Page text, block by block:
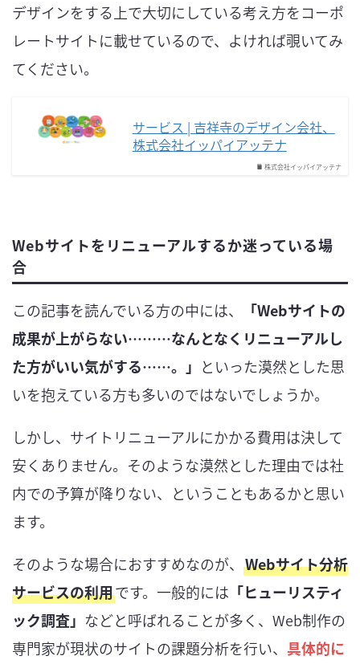
デザインをする上で大切にしている考え方をコーポ
レートサイトに載せているので、よければ覗いてみ
てください。
株式会社イッパイアッテナ
サービス | 吉祥寺のデザイン会社、
株式会社イッパイアッテナ
Webサイトをリニューアルするか迷っている場
合
この記事を読んでいる方の中には、
「Webサイトの
成果が上がらない………なんとなくリニューアルし
た方がいい気がする……。」 といった漠然とした思
いを抱えている方も多いのではないでしょうか。
しかし、サイトリニューアルにかかる費用は決して
安くありません。そのような漠然とした理由では社
内での予算が降りない、ということもあるかと思い
ます。
そのような場合におすすめなのが、 Webサイト分析
サービスの利用です。一般的には 「ヒューリスティ
ック調査」 などと呼ばれることが多く、Web制作の
専門家が現状のサイトの課題分析を行い、 具体的に